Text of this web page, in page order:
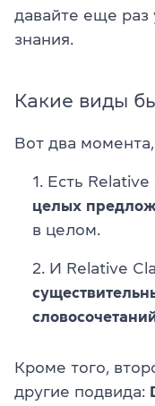
давайте еще
знания.
Какие виды
Вот два
Есть Relative
целых
в целом.
И Relative
Кроме того,
другие подвида: